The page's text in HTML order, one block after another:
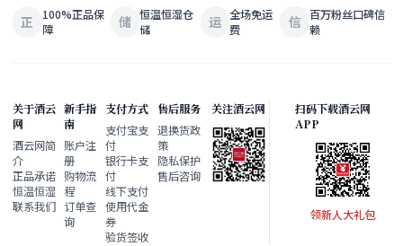
正
100%正品保
障
储 恒温恒湿仓
储
运 全场免运
费
信 百万粉丝口碑信
赖
关于酒云
网
酒云网简
介
正品承诺
恒温恒湿
联系我们
新手指
南
账户注
册
购物流
程
订单查
询
支付方式
支付宝支
付
银行卡支
付
线下支付
使用代金
券
验货签收
售后服务
退换货政
策
隐私保护
售后咨询
关注酒云网
扫码下载酒云网
APP
领新人大礼包